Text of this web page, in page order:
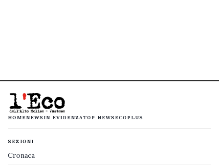
HOMENEWS IN EVIDENZATOP NEWS ECOPLUS
SEZIONI
Cronaca